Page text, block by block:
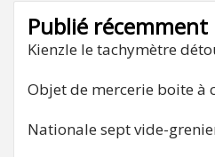
Publié récemment
Kienzle le tachymètre
Objet de mercerie boite à
Nationale sept vide-